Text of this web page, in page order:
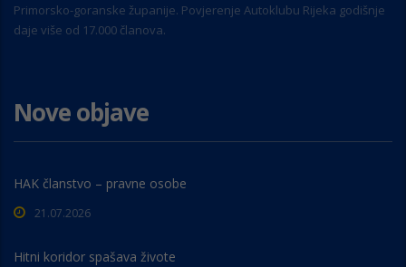
Primorsko-goranske županije. Povjerenje Autoklubu Rijeka godišnje
daje više od 17.000 članova.
Nove objave
HAK članstvo – pravne osobe
21.07.2026
Hitni koridor spašava živote